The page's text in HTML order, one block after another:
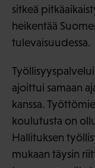
sitkeä
heikentää
tulevaisuudessa.
ajoittui samaan
kanssa.
koulutusta on
Hallituksen
mukaan täysin